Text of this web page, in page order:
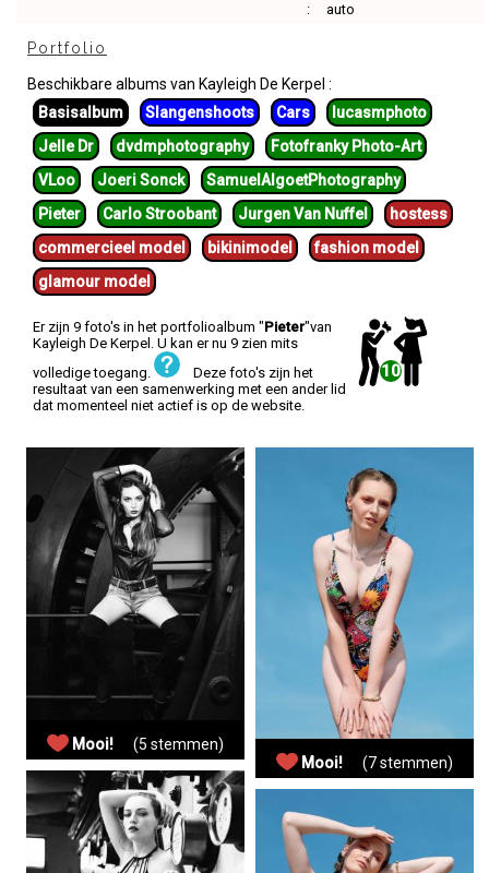
: auto
Portfolio
Beschikbare albums van Kayleigh De Kerpel :
Basisalbum
Slangenshoots Cars
lucasmphoto
Jelle Dr
dvdmphotography
Fotofranky Photo-Art
VLoo
Joeri Sonck
SamuelAlgoetPhotography
Pieter
Carlo Stroobant Jurgen Van Nuffel
hostess
commercieel model
bikinimodel
fashion model
glamour model
Er zijn 9 foto's in het portfolioalbum "Pieter"van
Kayleigh De Kerpel. U kan er nu 9 zien mits
volledige toegang.
Deze foto's zijn het
resultaat van een samenwerking met een ander lid
dat momenteel niet actief is op de website.
10
Mooi! (5 stemmen)
Mooi! (7 stemmen)